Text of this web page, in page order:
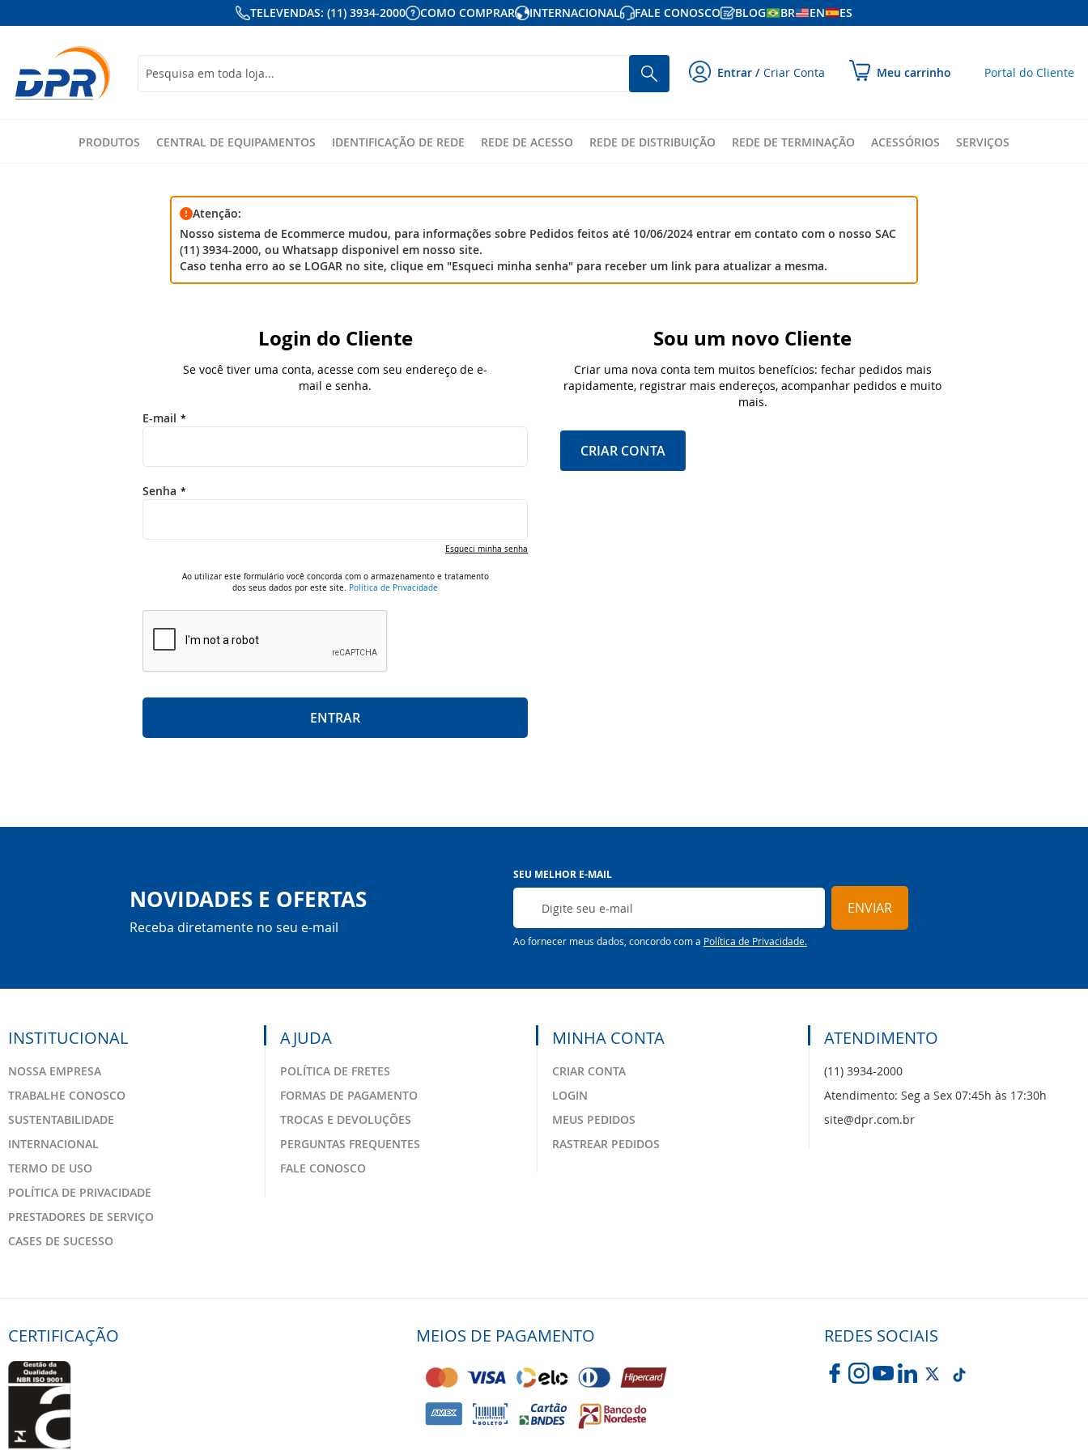
TELEVENDAS: (11) 3934-2000 COMO COMPRAR INTERNACIONAL FALE CONOSCO BLOG BR EN ES
Busca
Busca
Pular
Entrar Criar Conta Meu carrinho Portal do Cliente
PRODUTOS CENTRAL DE EQUIPAMENTOS IDENTIFICAÇÃO DE REDE REDE DE ACESSO REDE DE DISTRIBUIÇÃO REDE DE TERMINAÇÃO ACESSÓRIOS SERVIÇOS
Atenção:
Nosso sistema de Ecommerce mudou, para informações sobre Pedidos feitos até 10/06/2024 entrar em contato com o nosso SAC
(11) 3934-2000, ou Whatsapp disponivel em nosso site.
Caso tenha erro ao se LOGAR no site, clique em "Esqueci minha senha" para receber um link para atualizar a mesma.
Login do Cliente
Se você tiver uma conta, acesse com seu endereço de e-
mail e senha.
E-mail
Senha
Esqueci minha senha
Ao utilizar este formulário você concorda com o armazenamento e tratamento
dos seus dados por este site. Política de Privacidade
ENTRAR
Sou um novo Cliente
Criar uma nova conta tem muitos benefícios: fechar pedidos mais
rapidamente, registrar mais endereços, acompanhar pedidos e muito
mais.
CRIAR CONTA
NOVIDADES E OFERTAS
Receba diretamente no seu e-mail
Inscreva-
se
nossa
Newsletter:
SEU MELHOR E-MAIL
Ao fornecer meus dados, concordo com a Política de Privacidade.
ENVIAR
INSTITUCIONAL
NOSSA EMPRESA
TRABALHE CONOSCO
SUSTENTABILIDADE
INTERNACIONAL
TERMO DE USO
POLÍTICA DE PRIVACIDADE
PRESTADORES DE SERVIÇO
CASES DE SUCESSO
AJUDA
POLÍTICA DE FRETES
FORMAS DE PAGAMENTO
TROCAS E DEVOLUÇÕES
PERGUNTAS FREQUENTES
FALE CONOSCO
MINHA CONTA
CRIAR CONTA
LOGIN
MEUS PEDIDOS
RASTREAR PEDIDOS
ATENDIMENTO
(11) 3934-2000
Atendimento: Seg a Sex 07:45h às 17:30h
site@dpr.com.br
CERTIFICAÇÃO MEIOS DE PAGAMENTO REDES SOCIAIS